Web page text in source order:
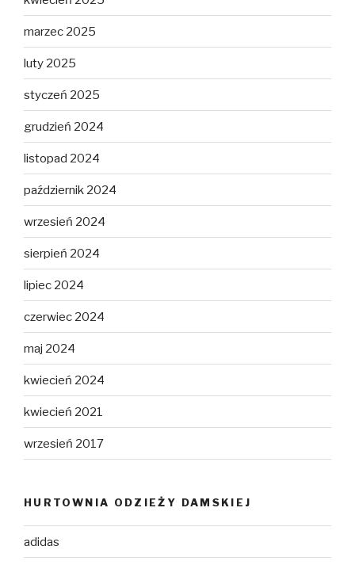
marzec 2025
luty 2025
styczeń 2025
grudzień 2024
listopad 2024
październik 2024
wrzesień 2024
sierpień 2024
lipiec 2024
czerwiec 2024
maj 2024
kwiecień 2024
kwiecień 2021
wrzesień 2017
HURTOWNIA ODZIEŻY DAMSKIEJ
adidas